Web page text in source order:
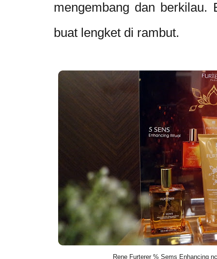
mengembang dan berkilau.
buat lengket di rambut.
Rene Furterer % Sems Enhancing